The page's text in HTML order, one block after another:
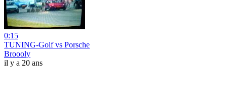
0:15
TUNING-Golf vs Porsche
Broooly
il y a 20 ans